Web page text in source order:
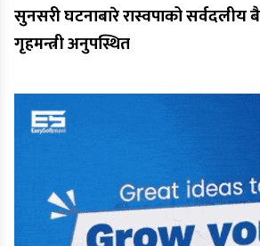
सुनसरी घटनाबारे रास्वपाको सर्वदलीय
गृहमन्त्री अनुपस्थित